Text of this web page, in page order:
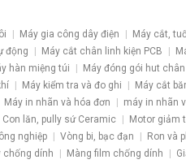
Máy gia công dây điện Máy cắt,
động Máy cắt chân linh kiện PCB
hàn miệng túi Máy đóng gói hut
Máy kiểm tra và đo ghi Máy cắt
Máy in nhãn và hóa đơn máy in nhãn
Con lăn, pully sứ Ceramic Motor giảm
nghiệp Vòng bi, bạc đạn Ron và
chống dính Màng film chống dính